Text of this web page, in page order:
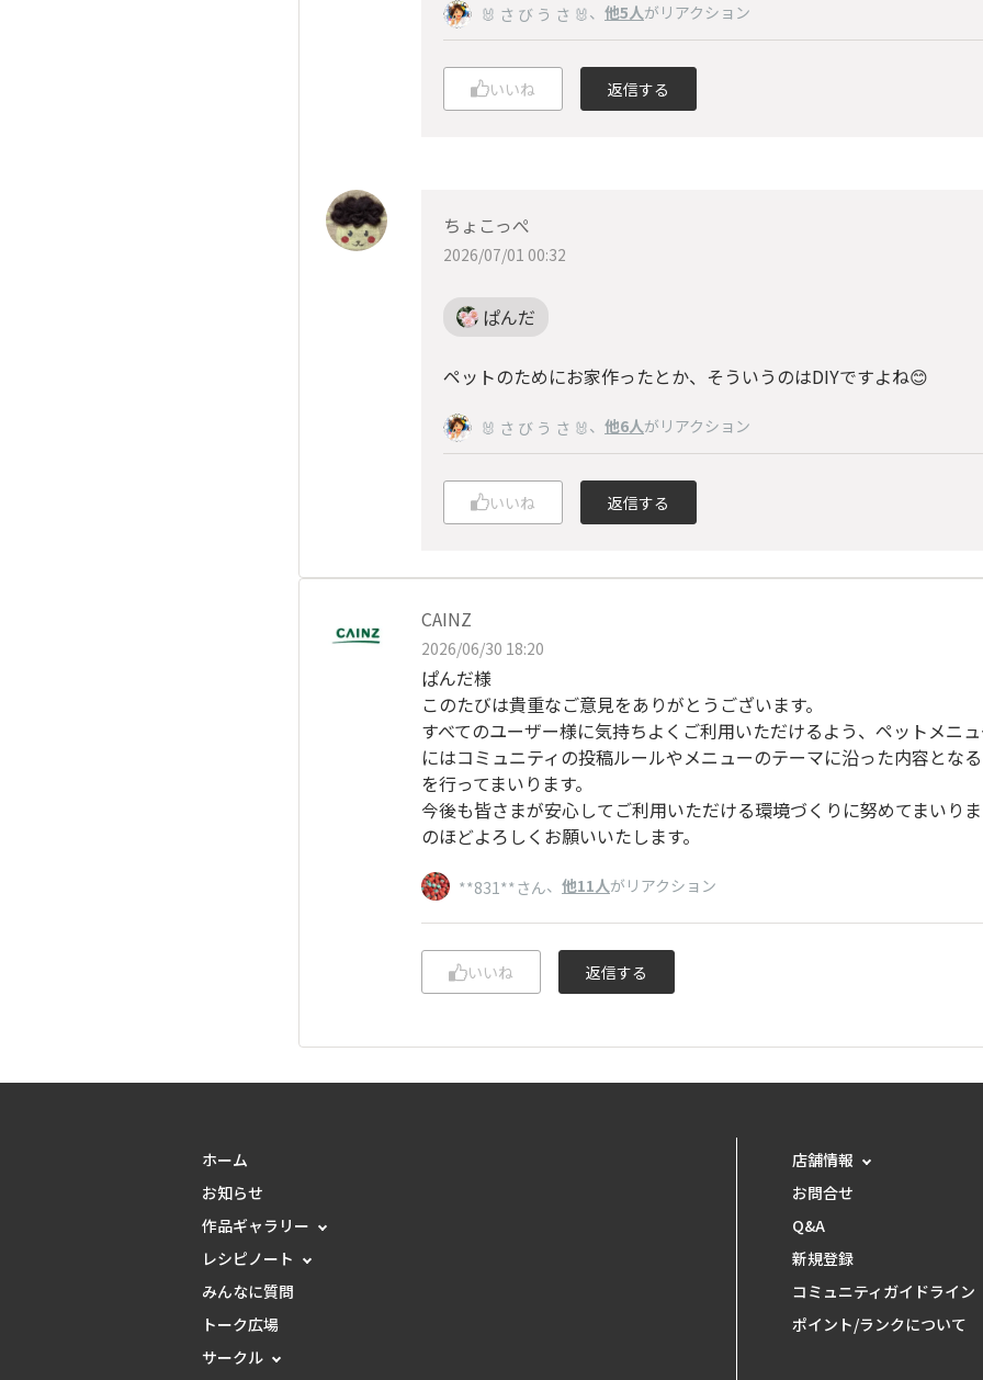
🐰 さ び う さ 🐰、 他5人がリアクション
いいね 返信する
ちょこっぺ
2026/07/01 00:32
ぱんだ
ペットのためにお家作ったとか、そういうのはDIYですよね😊
🐰 さ び う さ 🐰、 他6人がリアクション
いいね 返信する
CAINZ
2026/06/30 18:20
ぱんだ様
このたびは貴重なご意見をありがとうございます。
すべてのユーザー様に気持ちよくご利用いただけるよう、ペットメニ
にはコミュニティの投稿ルールやメニューのテーマに沿った内容とな
を行ってまいります。
今後も皆さまが安心してご利用いただける環境づくりに努めてまいり
のほどよろしくお願いいたします。
**831**さん、 他11人がリアクション
いいね 返信する
ホーム
お知らせ
作品ギャラリー
レシピノート
みんなに質問
トーク広場
サークル
店舗情報
お問合せ
Q&A
新規登録
コミュニティガイドライン
ポイント/ランクについて